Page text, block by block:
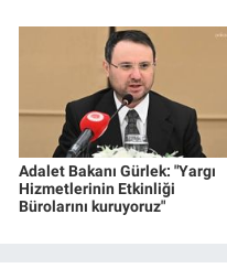
Adalet Bakanı Gürlek: "Yargı
Hizmetlerinin Etkinliği
Bürolarını kuruyoruz"